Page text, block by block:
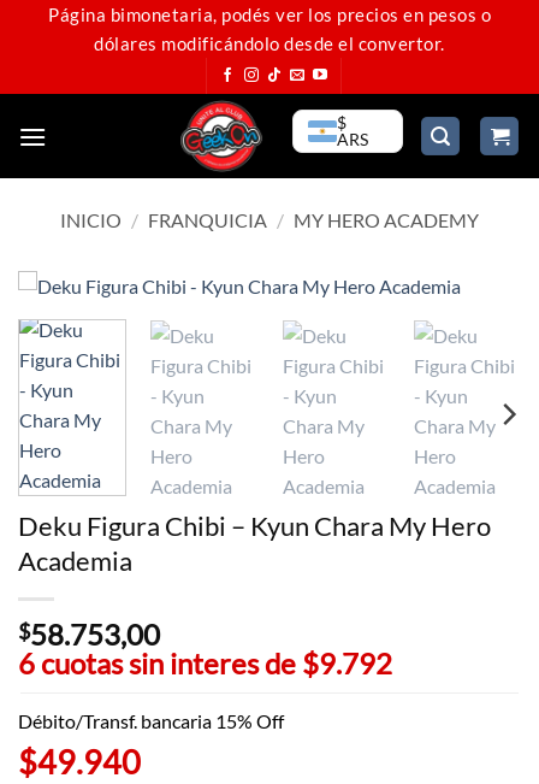
Página bimonetaria, podés ver los precios en pesos o
dólares modificándolo desde el convertor.
$
ARS
INICIO / FRANQUICIA / MY HERO ACADEMY
Deku Figura Chibi – Kyun Chara My Hero
Academia
$58.753,00
6 cuotas sin interes de $9.792
Débito/Transf. bancaria 15% Off
$49.940